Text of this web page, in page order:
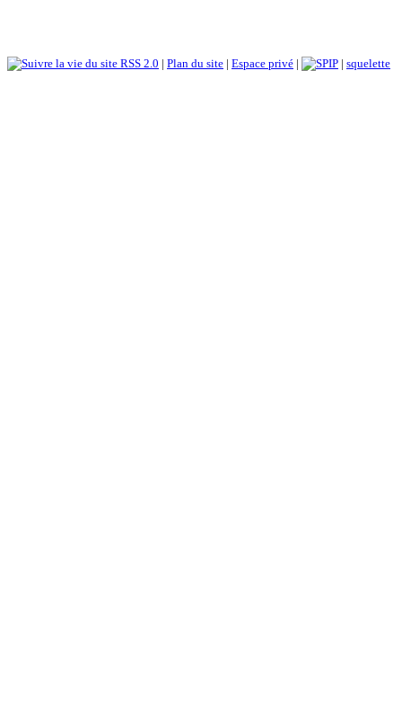
RSS 2.0 | Plan du site | Espace privé | | squelette